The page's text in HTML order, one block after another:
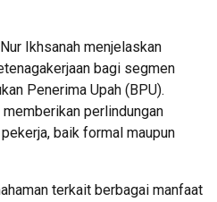
Ikhsanah menjelaskan
bagi segmen
Penerima Upah (BPU).
perlindungan
baik formal maupun
terkait berbagai manfaat